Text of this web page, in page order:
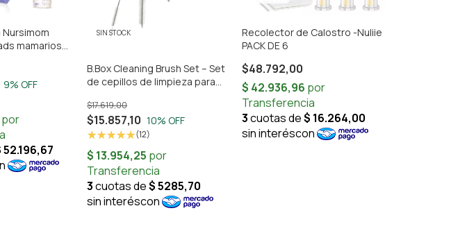
Nursimom
mamarios
9% OFF
SIN STOCK
B.Box Cleaning Brush Set – Set
de cepillos de limpieza para
$15.857,10
$17.619,00
10% OFF
(12)
Recolector de Calostro -Nuliie
PACK DE 6
$48.792,00